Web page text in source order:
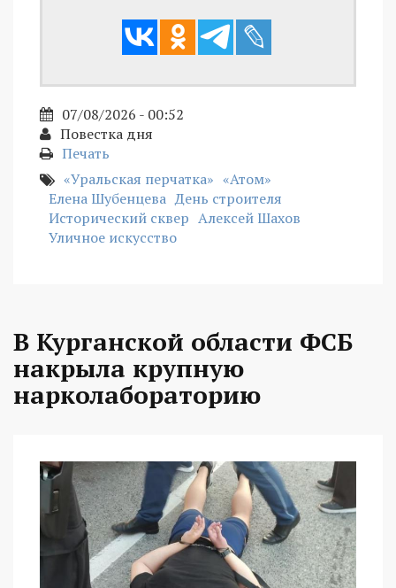
07/08/2026 - 00:52
Повестка дня
Печать
«Уральская перчатка» «Атом»
Елена Шубенцева День строителя
Исторический сквер Алексей Шахов
Уличное искусство
В Курганской области ФСБ
накрыла крупную
нарколабораторию